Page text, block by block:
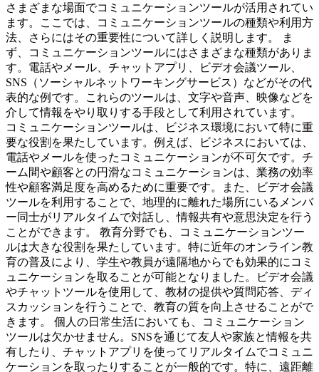
さまざまな場面でコミュニケーションツールが活用されてい
ます。ここでは、コミュニケーションツールの種類や利用方
法、さらにはその重要性について詳しく説明します。 ま
ず、コミュニケーションツールにはさまざまな種類がありま
す。電話やメール、チャットアプリ、ビデオ会議ツール、
SNS（ソーシャルネットワーキングサービス）などがその代
表的な例です。これらのツールは、文字や音声、映像などを
介して情報をやり取りする手段として利用されています。
コミュニケーションツールは、ビジネス環境において特に重
要な役割を果たしています。例えば、ビジネスにおいては、
電話やメールを使ったコミュニケーションが不可欠です。チ
ーム間や顧客との円滑なコミュニケーションは、業務の効率
性や顧客満足度を高めるために重要です。また、ビデオ会議
ツールを利用することで、地理的に離れた場所にいるメンバ
ー同士がリアルタイムで対話し、情報共有や意思決定を行う
ことができます。 教育分野でも、コミュニケーションツー
ルは大きな役割を果たしています。特に近年のオンライン教
育の普及により、学生や教員が遠隔地からでも効果的にコミ
ュニケーションを取ることが可能となりました。ビデオ会議
やチャットツールを使用して、教材の提供や質問応答、ディ
スカッションを行うことで、教育の質を向上させることがで
きます。 個人の日常生活においても、コミュニケーション
ツールは欠かせません。SNSを通じて友人や家族と情報を共
有したり、チャットアプリを使ってリアルタイムでコミュニ
ケーションを取ったりすることが一般的です。特に、遠距離